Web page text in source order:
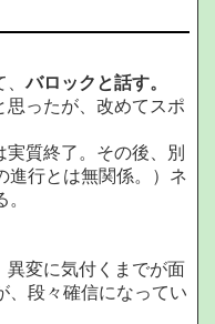
、バロックと話す。
思ったが、改めてスポ
質終了。その後、別
進行とは無関係。）ネ
異変に気付くまでが面
、段々確信になってい